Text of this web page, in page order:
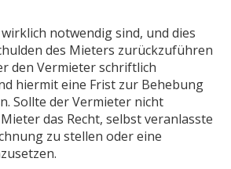
notwendig sind, und dies
des Mieters zurückzuführen
den Vermieter schriftlich
hiermit eine Frist zur Behebung
Sollte der Vermieter nicht
das Recht, selbst veranlasste
zu stellen oder eine